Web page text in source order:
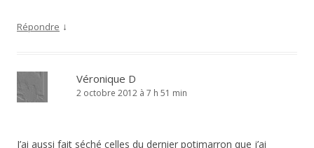
Répondre ↓
Véronique D
2 octobre 2012 à 7 h 51 min
J’ai aussi fait séché celles du dernier potimarron que j’ai